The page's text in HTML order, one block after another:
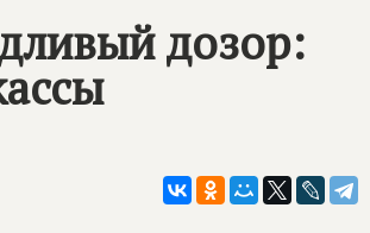
Контакты дозор: